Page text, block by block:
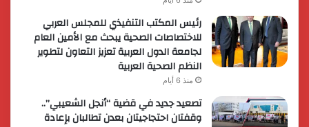
رئيس المكتب التنفيذي للمجلس العربي
للاختصاصات الصحية يبحث مع الأمين العام
لجامعة الدول العربية تعزيز التعاون لتطوير
النظم الصحية العربية
منذ 6 أيام
تصعيد جديد في قضية “أنجل الشعيبي”..
وقفتان احتجاجيتان بعدن تطالبان بإعادة